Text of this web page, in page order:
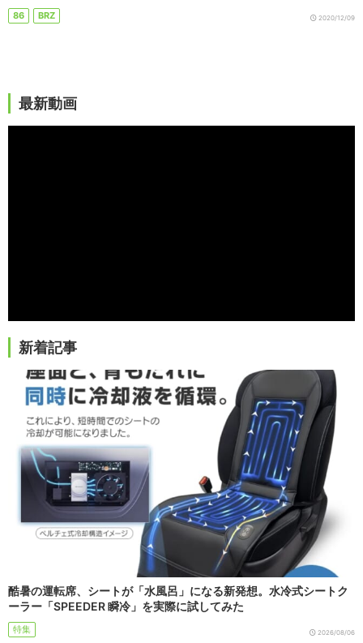
86 BRZ 2020/12/09
最新動画
新着記事
酷暑の運転席、シートが「水風呂」になる新発想。水冷式シートク
ーラー「SPEEDER 瞬冷」を実際に試してみた
特集 2026/08/06